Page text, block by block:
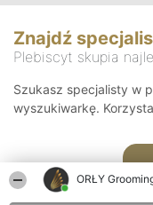
ORŁY
Znajdź
Plebiscyt skupia
Szukasz specjalisty w
wyszukiwarkę.